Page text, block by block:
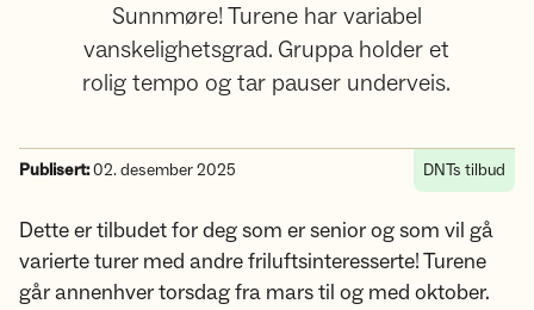
Sunnmøre! Turene har variabel
vanskelighetsgrad. Gruppa holder et
rolig tempo og tar pauser underveis.
Publisert:02. desember 2025 DNTs tilbud
Dette er tilbudet for deg som er senior og som vil gå
varierte turer med andre friluftsinteresserte! Turene
går annenhver torsdag fra mars til og med oktober.